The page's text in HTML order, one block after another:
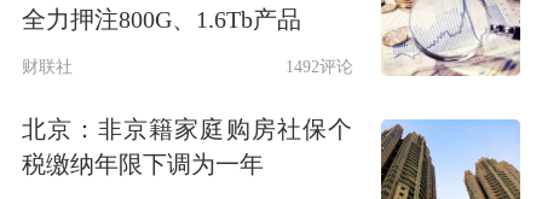
61%，银轮股份上涨42%， 德赛西威、
兴瑞科技
分别上涨32%、28%。东方证
券金股组合中的新泉股份
7月上涨近
31%。这些金股的表现当然也值得点
全力押注800G、1.6Tb产品
财联社 1492评论
北京：非京籍家庭购房社保个
税缴纳年限下调为一年